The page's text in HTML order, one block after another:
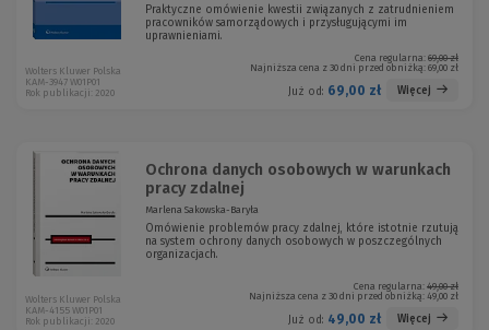
Praktyczne omówienie kwestii związanych z zatrudnieniem
pracowników samorządowych i przysługującymi im
uprawnieniami.
Cena regularna: 69,00 zł
Najniższa cena z 30 dni przed obniżką: 69,00 zł
Już od: 69,00 zł Więcej
Wolters Kluwer Polska
KAM-3947 W01P01
Rok publikacji: 2020
Ochrona danych osobowych w warunkach
pracy zdalnej
Marlena Sakowska-Baryła
Omówienie problemów pracy zdalnej, które istotnie rzutują
na system ochrony danych osobowych w poszczególnych
organizacjach.
Cena regularna: 49,00 zł
Najniższa cena z 30 dni przed obniżką: 49,00 zł
Już od: 49,00 zł Więcej
Wolters Kluwer Polska
KAM-4155 W01P01
Rok publikacji: 2020